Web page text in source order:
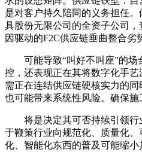
是对客户持久陪同的义务担任
具股份无限公司的全资子公司
因驱动的F2C供应链垂曲整合劣
可能导致“叫好不叫座”的场
控，还表现正在其将数字化手
需正在连结供应链硬核实力的
也可能带来系统性风险。确保施
将是决定其可否持续引领行
于鞭策行业向规范化、质量化
化、智能化东西的普及可能缩